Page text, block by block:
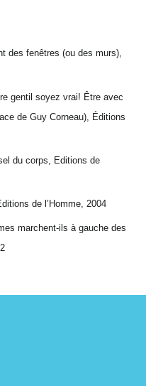
des fenêtres (ou des murs),
gentil soyez vrai! Être avec
de Guy Corneau), Éditions
du corps, Editions de
de l’Homme, 2004
marchent-ils à gauche des